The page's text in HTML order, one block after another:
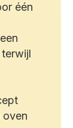
één
oven